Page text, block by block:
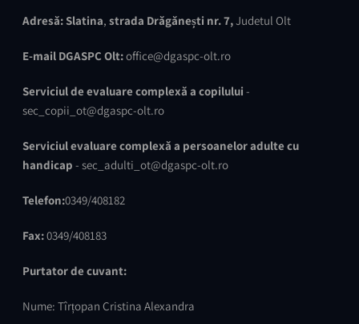
Adresă:Slatina,strada Drăgănești nr. 7,Judetul Olt
E-mail DGASPC Olt:office@dgaspc-olt.ro
Serviciul de evaluare complexă a copilului -
sec_copii_ot@dgaspc-olt.ro
Serviciul evaluare complexă a persoanelor adulte cu
handicap- sec_adulti_ot@dgaspc-olt.ro
Telefon:0349/408182
Fax:0349/408183
Purtator de cuvant:
Nume: Tîrțopan Cristina Alexandra